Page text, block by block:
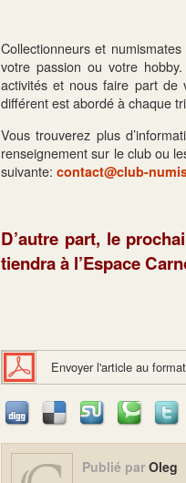
Collectionneurs et
votre passion ou votre
activités et nous faire part de
différent est abordé à chaque
Vous trouverez plus
renseignement sur le club ou
suivante: contact@club-
D’autre part, le
tiendra à l’Espace
Envoyer l'article au
Publié par Oleg